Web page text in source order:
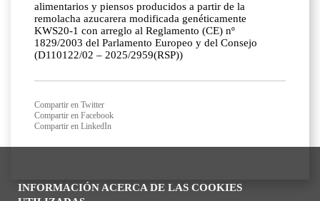
INFORMACIÓN ACERCA DE LAS COOKIES
alimentarios y piensos producidos a partir de la
remolacha azucarera modificada genéticamente
KWS20-1 con arreglo al Reglamento (CE) nº
1829/2003 del Parlamento Europeo y del Consejo
(D110122/02 – 2025/2959(RSP))
Compartir en Twitter
Compartir en Facebook
Compartir en LinkedIn